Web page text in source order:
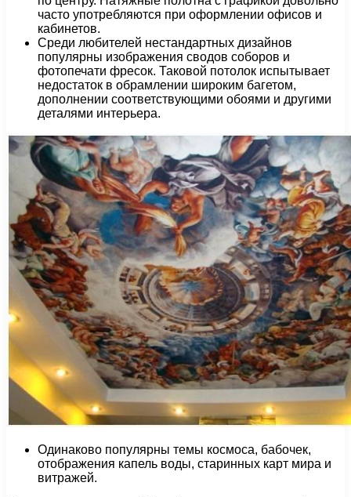
часто употребляются при оформлении офисов и
кабинетов.
Среди любителей нестандартных дизайнов
популярны изображения сводов соборов и
фотопечати фресок. Таковой потолок испытывает
недостаток в обрамлении широким багетом,
дополнении соответствующими обоями и другими
деталями интерьера.
Одинаково популярны темы космоса, бабочек,
отображения капель воды, старинных карт мира и
витражей.